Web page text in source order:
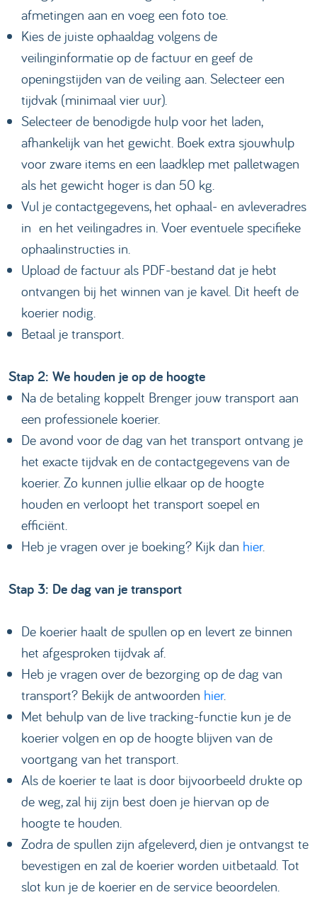
afmetingen aan en voeg een foto toe.
Kies de juiste ophaaldag volgens de
veilinginformatie op de factuur en geef de
openingstijden van de veiling aan. Selecteer een
tijdvak (minimaal vier uur).
Selecteer de benodigde hulp voor het laden,
afhankelijk van het gewicht. Boek extra sjouwhulp
voor zware items en een laadklep met palletwagen
als het gewicht hoger is dan 50 kg.
Vul je contactgegevens, het ophaal- en avleveradres
in en het veilingadres in. Voer eventuele specifieke
ophaalinstructies in.
Upload de factuur als PDF-bestand dat je hebt
ontvangen bij het winnen van je kavel. Dit heeft de
koerier nodig.
Betaal je transport.
Stap 2: We houden je op de hoogte
Na de betaling koppelt Brenger jouw transport aan
een professionele koerier.
De avond voor de dag van het transport ontvang je
het exacte tijdvak en de contactgegevens van de
koerier. Zo kunnen jullie elkaar op de hoogte
houden en verloopt het transport soepel en
efficiënt.
H eb je vragen over je boeking? Kijk dan hier.
Stap 3: De dag van je transport
De koerier haalt de spullen op en levert ze binnen
het afgesproken tijdvak af.
Heb je vragen over de bezorging op de dag van
transport? Bekijk de antwoorden hier.
Met behulp van de live tracking-functie kun je de
koerier volgen en op de hoogte blijven van de
voortgang van het transport.
Als de koerier te laat is door bijvoorbeeld drukte op
de weg, zal hij zijn best doen je hiervan op de
hoogte te houden.
Zodra de spullen zijn afgeleverd, dien je ontvangst te
bevestigen en zal de koerier worden uitbetaald. Tot
slot kun je de koerier en de service beoordelen.